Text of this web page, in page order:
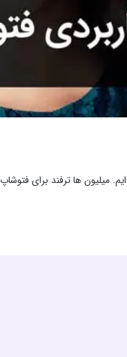
میلیون ها ترفند برای